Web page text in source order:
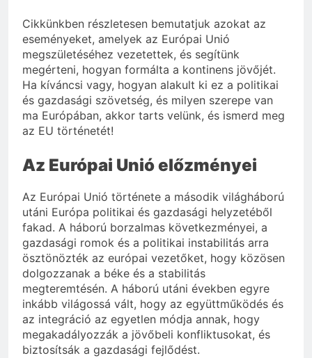
Cikkünkben részletesen bemutatjuk azokat az
eseményeket, amelyek az Európai Unió
megszületéséhez vezetettek, és segítünk
megérteni, hogyan formálta a kontinens jövőjét.
Ha kíváncsi vagy, hogyan alakult ki ez a politikai
és gazdasági szövetség, és milyen szerepe van
ma Európában, akkor tarts velünk, és ismerd meg
az EU történetét!
Az Európai Unió előzményei
Az Európai Unió története a második világháború
utáni Európa politikai és gazdasági helyzetéből
fakad. A háború borzalmas következményei, a
gazdasági romok és a politikai instabilitás arra
ösztönözték az európai vezetőket, hogy közösen
dolgozzanak a béke és a stabilitás
megteremtésén. A háború utáni években egyre
inkább világossá vált, hogy az együttműködés és
az integráció az egyetlen módja annak, hogy
megakadályozzák a jövőbeli konfliktusokat, és
biztosítsák a gazdasági fejlődést.